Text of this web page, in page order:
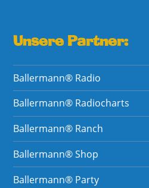
Unsere Partner:
Ballermann® Radio
Ballermann® Radiocharts
Ballermann® Ranch
Ballermann® Shop
Ballermann® Party